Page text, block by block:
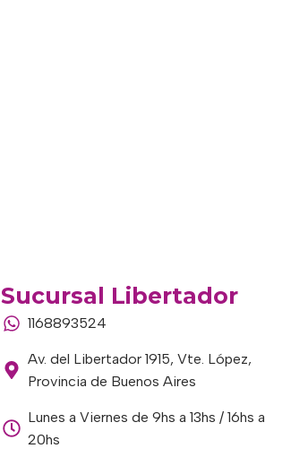
Sucursal Libertador
1168893524
Av. del Libertador 1915, Vte. López,
Provincia de Buenos Aires
Lunes a Viernes de 9hs a 13hs / 16hs a
20hs